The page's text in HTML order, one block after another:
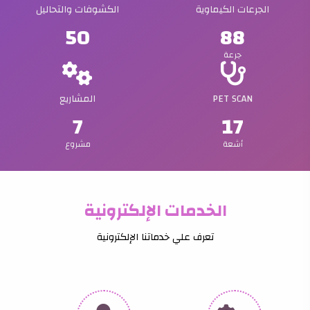
الجرعات الكيماوية
88
جرعة
الكشوفات والتحاليل
50
PET SCAN
17
أشعة
المشاريع
7
مشروع
الخدمات الإلكترونية
تعرف علي خدماتنا الإلكترونية